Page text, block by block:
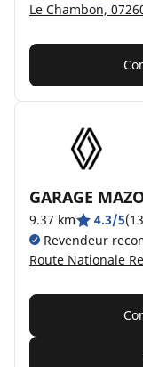
Le Chambon,
GARAGE
9.37 km 4.3/5
Revendeur
Route Nationale